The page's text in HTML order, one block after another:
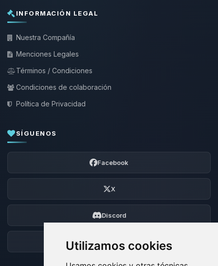
Utilizamos cookies
INFORMACIÓN LEGAL
Nuestra Compañía
Menciones Legales
Términos / Condiciones
Condiciones de colaboración
Política de Privacidad
SÍGUENOS
Facebook
X
Discord
Foro